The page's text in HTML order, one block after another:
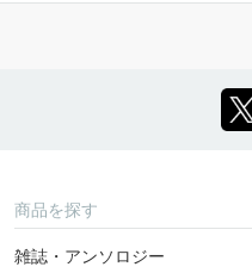
商品を探す
雑誌・アンソロジー